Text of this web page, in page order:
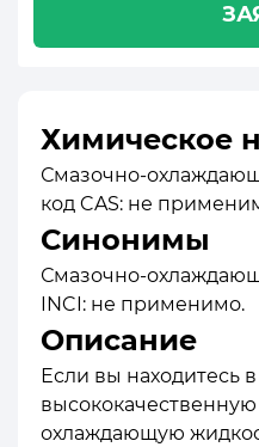
Химическое
Смазочно-
код CAS: не
Синонимы
Смазочно-
INCI: не применимо.
Описание
Если вы находитесь
охлаждающую